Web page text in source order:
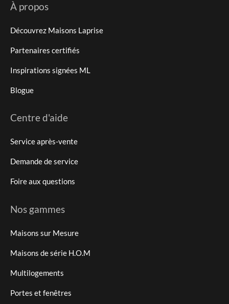
À propos
Découvrez Maisons Laprise
Partenaires certifiés
Inspirations signées ML
Blogue
Centre d'aide
Service après-vente
Demande de service
Foire aux questions
Nos gammes
Maisons sur Mesure
Maisons de série H.O.M
Multilogements
Portes et fenêtres